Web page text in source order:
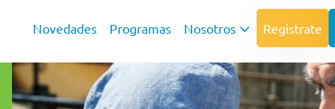
Novedades Programas Nosotros Registrate